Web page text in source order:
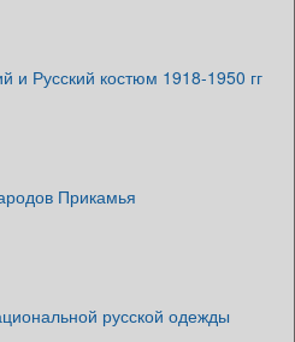
и Русский костюм 1918-1950 гг
Прикамья
русской одежды